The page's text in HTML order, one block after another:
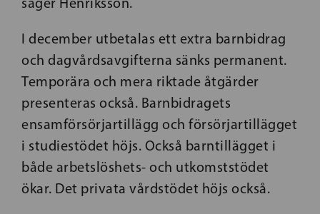
I december utbetalas ett extra barnbidrag
och dagvårdsavgifterna sänks permanent.
Temporära och mera riktade åtgärder
presenteras också. Barnbidragets
ensamförsörjartillägg och försörjartillägget
i studiestödet höjs. Också barntillägget i
både arbetslöshets- och utkomststödet
ökar. Det privata vårdstödet höjs också.